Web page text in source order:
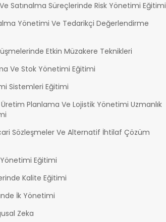
Satınalma Süreçlerinde Risk Yönetimi Eğitimi
Yönetimi Ve Tedarikçi Değerlendirme
Etkin Müzakere Teknikleri
Ve Stok Yönetimi Eğitimi
Sistemleri Eğitimi
Planlama Ve Lojistik Yönetimi Uzmanlık
Sözleşmeler Ve Alternatif İhtilaf Çözüm
Eğitimi
Kalite Eğitimi
İk Yönetimi
Zeka